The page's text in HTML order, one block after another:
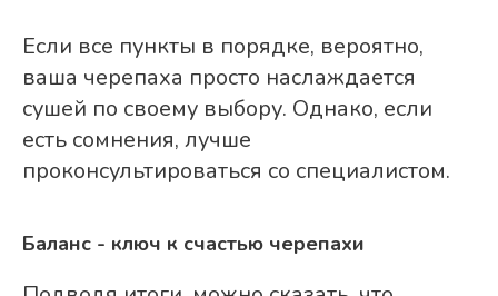
Если все пункты в порядке, вероятно,
ваша черепаха просто наслаждается
сушей по своему выбору. Однако, если
есть сомнения, лучше
проконсультироваться со специалистом.
Баланс - ключ к счастью черепахи